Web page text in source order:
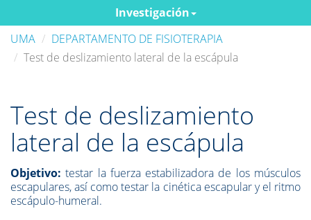
Investigación
UMA
DEPARTAMENTO DE FISIOTERAPIA
Test de deslizamiento lateral de la escápula
Test de deslizamiento
lateral de la escápula
Objetivo:testar la fuerza estabilizadora de los músculos
escapulares, así como testar la cinética escapular y el ritmo
escápulo-humeral.